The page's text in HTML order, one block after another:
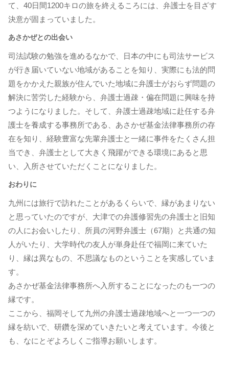
て、40日間1200キロの旅を終えるころには、弁護士を目ざす
決意が固まっていました。
あさかぜとの出会い
司法試験の勉強を進めるなかで、日本の中にも司法サービス
が行き届いていない地域があることを知り、実際にも法的問
題をかかえた親族が住んでいた地域に弁護士がおらず問題の
解決に苦労した経験から、弁護士過疎・偏在問題に興味を持
つようになりました。そして、弁護士過疎地域に赴任する弁
護士を養成する事務所である、あさかぜ基金法律事務所の存
在を知り、経験豊富な先輩弁護士と一緒に事件をたくさん担
当でき、弁護士として大きく飛躍ができる環境にあると思
い、入所させていただくことになりました。
おわりに
九州には旅行で訪れたことがあるくらいで、縁があまりない
と思っていたのですが、大津での弁護修習先の弁護士と旧知
の人にお会いしたり、所員の河野弁護士（67期）と共通の知
人がいたり、大学時代の友人が単身赴任で福岡に来ていた
り、縁は異なもの、不思議なものということを実感していま
す。
あさかぜ基金法律事務所へ入所することになったのも一つの
縁です。
ここから、福岡そして九州の弁護士過疎地域へと一つ一つの
縁を紡いで、研鑽を深めていきたいと考えています。今後と
も、なにとぞよろしくご指導お願いします。